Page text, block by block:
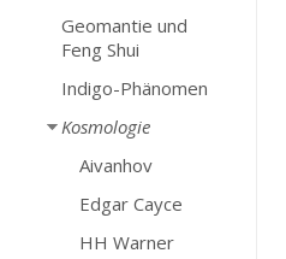
Geomantie und
Feng Shui
Indigo-Phänomen
Kosmologie
Aivanhov
Edgar Cayce
HH Warner